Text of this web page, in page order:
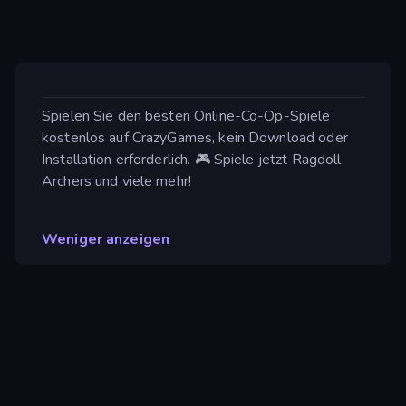
Spielen Sie den besten Online-Co-Op-Spiele
kostenlos auf CrazyGames, kein Download oder
Installation erforderlich. 🎮 Spiele jetzt Ragdoll
Archers und viele mehr!
Weniger anzeigen